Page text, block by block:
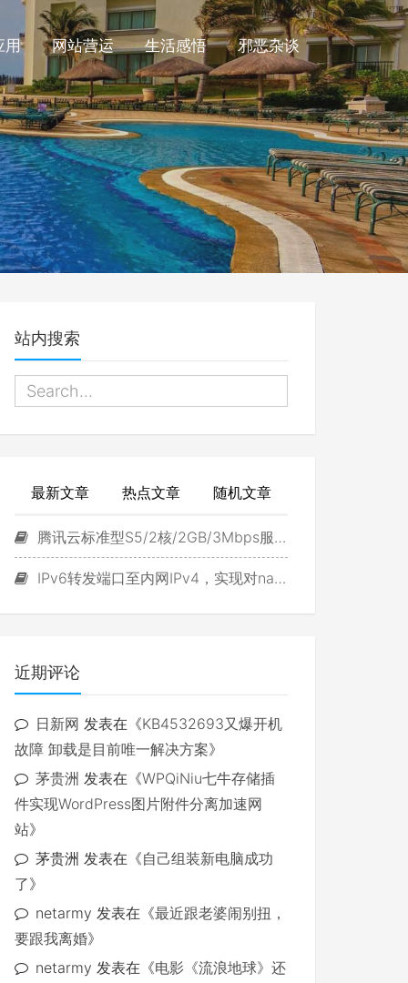
用 网站营运 生活感悟 邪恶杂谈
站内搜索
最新文章 热点文章 随机文章
腾讯云标准型S5/2核/2GB/3Mbps服务器试用
IPv6转发端口至内网IPv4，实现对navidrome直接访问
近期评论
日新网 发表在《KB4532693又爆开机
故障 卸载是目前唯一解决方案》
茅贵洲 发表在《WPQiNiu七牛存储插
件实现WordPress图片附件分离加速网
站》
茅贵洲 发表在《自己组装新电脑成功
了》
netarmy 发表在《最近跟老婆闹别扭，
要跟我离婚》
netarmy 发表在《电影《流浪地球》还